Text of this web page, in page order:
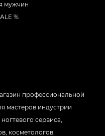
мужчин
%
профессиональной
мастеров индустрии
сервиса,
косметологов.